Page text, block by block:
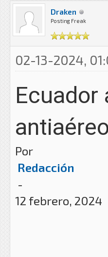
Draken
Posting Freak
02-13-2024,
Ecuador
Por
Redacción
-
12 febrero, 2024